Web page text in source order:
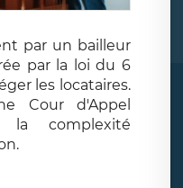
par un bailleur
par la loi du 6
les locataires.
Cour d'Appel
la complexité